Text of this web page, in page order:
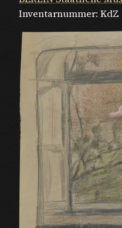
Inventarnummer: KdZ